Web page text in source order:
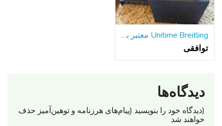
Unitime Breitling معتبر با دستبند فولادی w / جعبه و مقالات
توافقی
دیدگاه‌ها
(دیدگاه خود را بنویسید (پیام‌های هرزنامه‌ و توهین‌آمیز حذف
خواهند شد